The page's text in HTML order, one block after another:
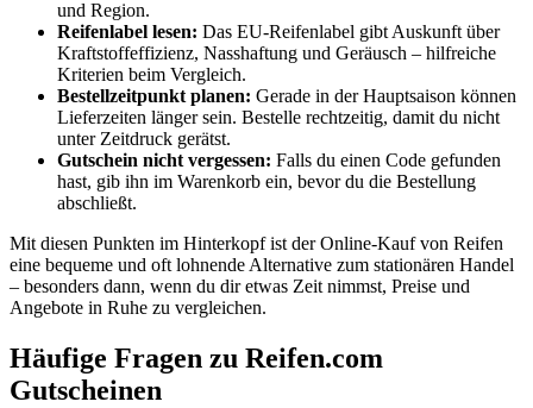
und Region.
Reifenlabel lesen: Das EU-Reifenlabel gibt Auskunft über
Kraftstoffeffizienz, Nasshaftung und Geräusch – hilfreiche
Kriterien beim Vergleich.
Bestellzeitpunkt planen: Gerade in der Hauptsaison können
Lieferzeiten länger sein. Bestelle rechtzeitig, damit du nicht
unter Zeitdruck gerätst.
Gutschein nicht vergessen: Falls du einen Code gefunden
hast, gib ihn im Warenkorb ein, bevor du die Bestellung
abschließt.
Mit diesen Punkten im Hinterkopf ist der Online-Kauf von Reifen
eine bequeme und oft lohnende Alternative zum stationären Handel
– besonders dann, wenn du dir etwas Zeit nimmst, Preise und
Angebote in Ruhe zu vergleichen.
Häufige Fragen zu Reifen.com
Gutscheinen